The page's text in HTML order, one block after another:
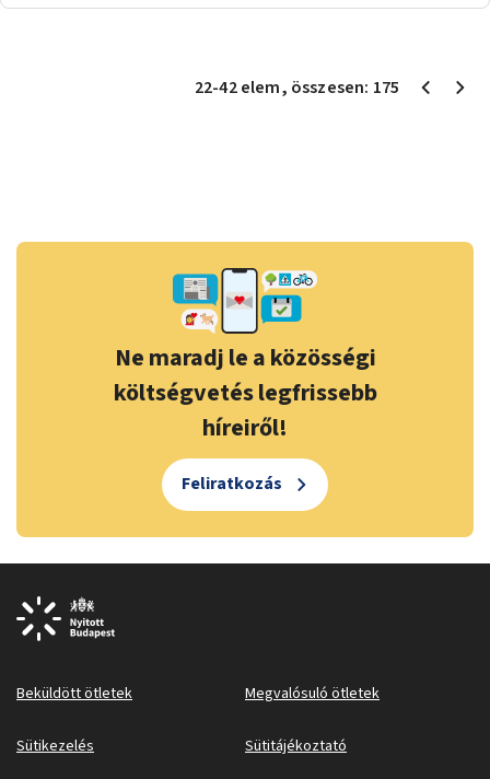
22-42elem, összesen: 175
Ne maradj le a közösségi
költségvetés legfrissebb
híreiről!
Feliratkozás
Beküldött ötletek Megvalósuló ötletek
Sütikezelés Sütitájékoztató